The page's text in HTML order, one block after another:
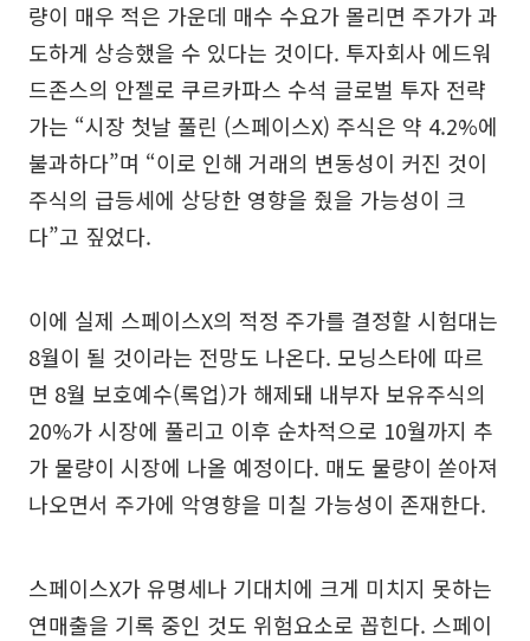
량이 매우 적은 가운데 매수 수요가 몰리면 주가가 과
도하게 상승했을 수 있다는 것이다. 투자회사 에드워
드존스의 안젤로 쿠르카파스 수석 글로벌 투자 전략
가는 “시장 첫날 풀린 (스페이스X) 주식은 약 4.2%에
불과하다”며 “이로 인해 거래의 변동성이 커진 것이
주식의 급등세에 상당한 영향을 줬을 가능성이 크
다”고 짚었다.
이에 실제 스페이스X의 적정 주가를 결정할 시험대는
8월이 될 것이라는 전망도 나온다. 모닝스타에 따르
면 8월 보호예수(록업)가 해제돼 내부자 보유주식의
20%가 시장에 풀리고 이후 순차적으로 10월까지 추
가 물량이 시장에 나올 예정이다. 매도 물량이 쏟아져
나오면서 주가에 악영향을 미칠 가능성이 존재한다.
스페이스X가 유명세나 기대치에 크게 미치지 못하는
연매출을 기록 중인 것도 위험요소로 꼽힌다. 스페이